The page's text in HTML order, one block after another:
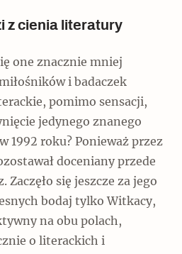
z cienia literatury
one znacznie mniej
i badaczek
pomimo sensacji,
jedynego znanego
1992 roku? Ponieważ przez
doceniany przede
się jeszcze za jego
bodaj tylko Witkacy,
na obu polach,
o literackich i